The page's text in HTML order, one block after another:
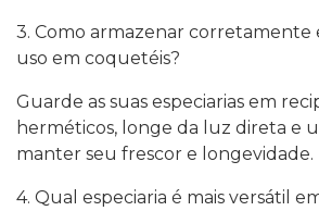
3. Como armazenar corretamente
uso em coquetéis?
Guarde as suas especiarias em
herméticos, longe da luz direta e
manter seu frescor e longevidade.
4. Qual especiaria é mais versátil